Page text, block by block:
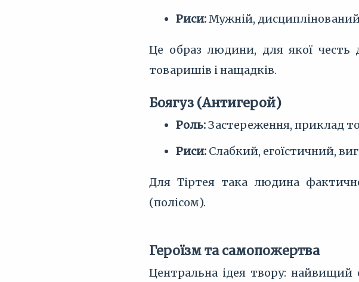
Риси:Мужній,
Це образ людини, для якої
товаришів і нащадків.
Боягуз (Антигерой)
Роль:Застереження, приклад
Риси: Слабкий, егоїстичний,
Для Тіртея така людина
(полісом).
Героїзм та самопожертва
Центральна ідея твору: найвищий